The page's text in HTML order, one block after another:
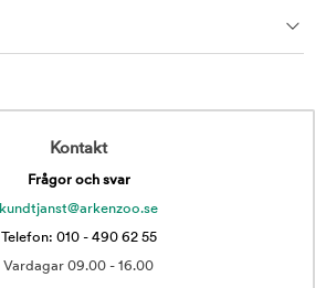
Kontakt
Frågor och svar
kundtjanst@arkenzoo.se
Telefon: 010 - 490 62 55
Vardagar 09.00 - 16.00